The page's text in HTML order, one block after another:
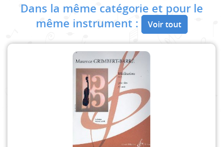
Dans la même catégorie et pour le
même instrument :
Voir tout